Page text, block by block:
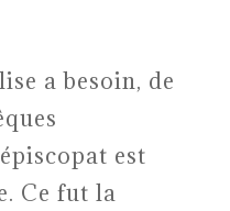
a besoin, de
est
Ce fut la